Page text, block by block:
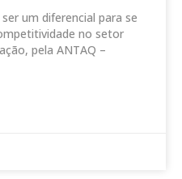
um diferencial para se
no setor
pela ANTAQ –